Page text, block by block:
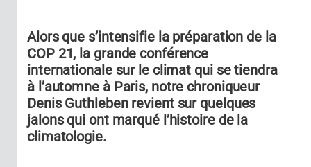
Alors que s’intensifie la préparation de la
COP 21, la grande conférence
internationale sur le climat qui se tiendra
à l’automne à Paris, notre chroniqueur
Denis Guthleben revient sur quelques
jalons qui ont marqué l’histoire de la
climatologie.